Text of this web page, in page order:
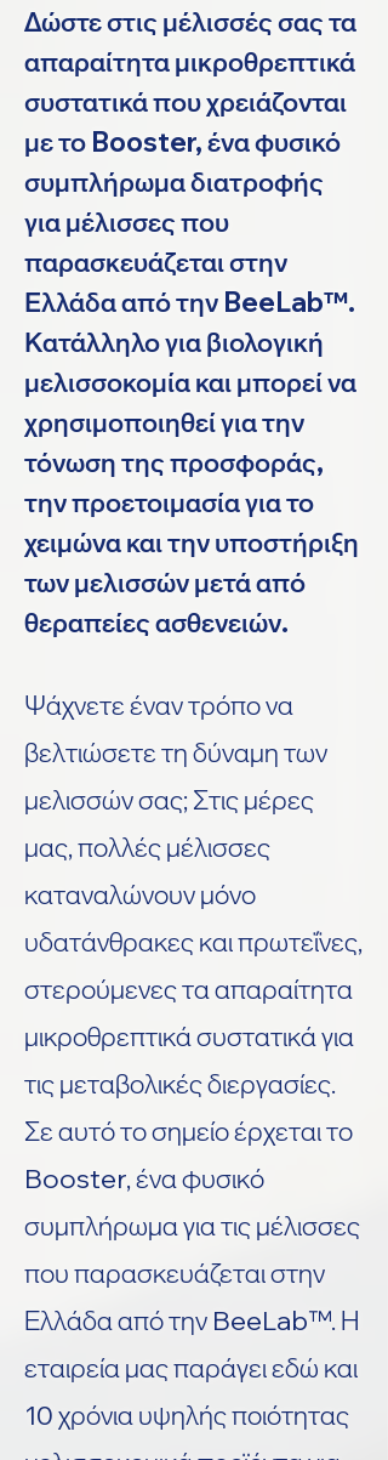
Δώστε στις μέλισσές σας τα
απαραίτητα μικροθρεπτικά
συστατικά που χρειάζονται
με το Booster, ένα φυσικό
συμπλήρωμα διατροφής
για μέλισσες που
παρασκευάζεται στην
Ελλάδα από την BeeLab™.
Κατάλληλο για βιολογική
μελισσοκομία και μπορεί να
χρησιμοποιηθεί για την
τόνωση της προσφοράς,
την προετοιμασία για το
χειμώνα και την υποστήριξη
των μελισσών μετά από
θεραπείες ασθενειών.
Ψάχνετε έναν τρόπο να
βελτιώσετε τη δύναμη των
μελισσών σας; Στις μέρες
μας, πολλές μέλισσες
καταναλώνουν μόνο
υδατάνθρακες και πρωτεΐνες,
στερούμενες τα απαραίτητα
μικροθρεπτικά συστατικά για
τις μεταβολικέςδιεργασίες.
Σε αυτό το σημείο έρχεται το
Booster, ένα φυσικό
συμπλήρωμα για τις μέλισσες
που παρασκευάζεται στην
Ελλάδα από την BeeLab™. Η
εταιρεία μας παράγει εδώ και
10 χρόνια υψηλής ποιότητας